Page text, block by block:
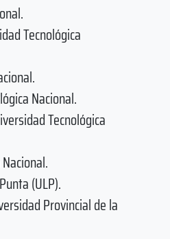
Tecnológica
Nacional.
Tecnológica
(ULP).
Provincial de la